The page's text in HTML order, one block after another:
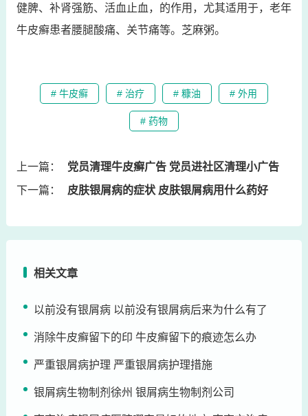
健脾、补肾强筋、活血止血，的作用，尤其适用于，老年
牛皮癣患者腰腿酸痛、关节痛等。芝麻粥。
# 牛皮癣 # 治疗 # 糠油 # 外用
# 药物
上一篇：
党员清理牛皮癣广告 党员进社区清理小广告
下一篇：
皮肤银屑病的症状 皮肤银屑病用什么药好
相关文章
以前没有银屑病 以前没有银屑病后来为什么有了
消除牛皮癣留下的印 牛皮癣留下的痕迹怎么办
严重银屑病护理 严重银屑病护理措施
银屑病生物制剂徐州 银屑病生物制剂公司